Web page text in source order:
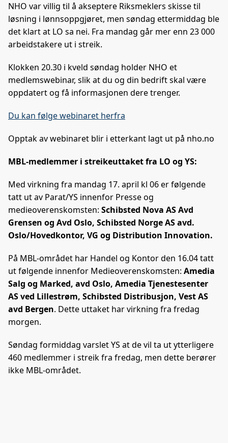
b
o
o
e
d
I
s
t
NHO var villig til å akseptere Riksmeklers skisse til
løsning i lønnsoppgjøret, men søndag ettermiddag ble
det klart at LO sa nei. Fra mandag går mer enn 23 000
arbeidstakere ut i streik.
Klokken 20.30 i kveld søndag holder NHO et
medlemswebinar, slik at du og din bedrift skal være
oppdatert og få informasjonen dere trenger.
Du kan følge webinaret herfra
Opptak av webinaret blir i etterkant lagt ut på nho.no
MBL-medlemmer i streikeuttaket fra LO og YS:
Med virkning fra mandag 17. april kl 06 er følgende
tatt ut av Parat/YS innenfor Presse og
medieoverenskomsten: Schibsted Nova AS Avd
Grensen og Avd Oslo, Schibsted Norge AS avd.
Oslo/Hovedkontor, VG og Distribution Innovation.
På MBL-området har Handel og Kontor den 16.04 tatt
ut følgende innenfor Medieoverenskomsten: Amedia
Salg og Marked, avd Oslo, Amedia Tjenestesenter
AS ved Lillestrøm, Schibsted Distribusjon, Vest AS
avd Bergen. Dette uttaket har virkning fra fredag
morgen.
Søndag formiddag varslet YS at de vil ta ut ytterligere
460 medlemmer i streik fra fredag, men dette berører
ikke MBL-området.